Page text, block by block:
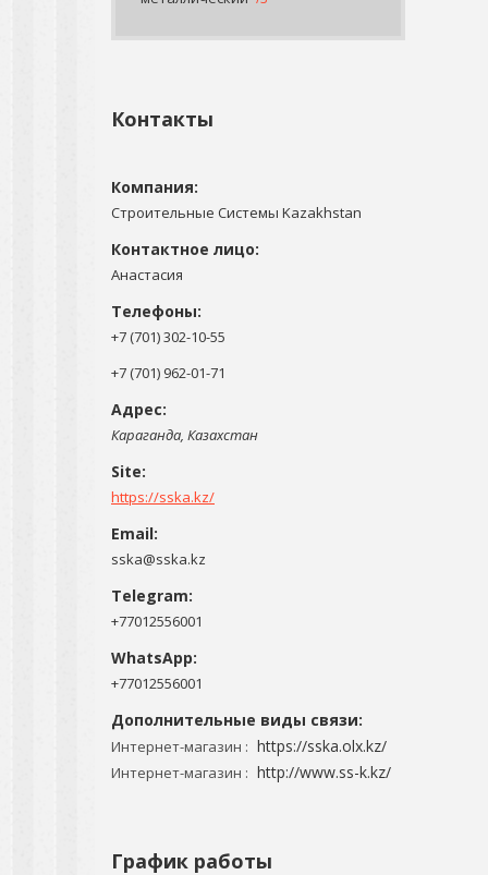
Контакты
Строительные Системы Kazakhstan
Анастасия
+7 (701) 302-10-55
+7 (701) 962-01-71
Караганда, Казахстан
https://sska.kz/
sska@sska.kz
+77012556001
+77012556001
Интернет-магазин https://sska.olx.kz/
Интернет-магазин http://www.ss-k.kz/
График работы